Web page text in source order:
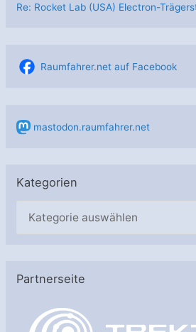
Re: Rocket Lab (USA) Electron-
Raumfahrer.net auf Facebook
mastodon.raumfahrer.net
Kategorien
g
Partnerseite